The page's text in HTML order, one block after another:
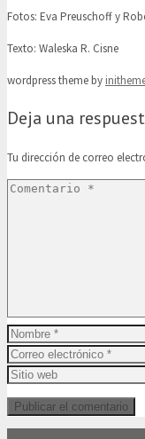
Fotos: Eva Preuschoff y
Texto: Waleska R. Cisne
wordpress theme by
Deja una
Tu dirección de correo